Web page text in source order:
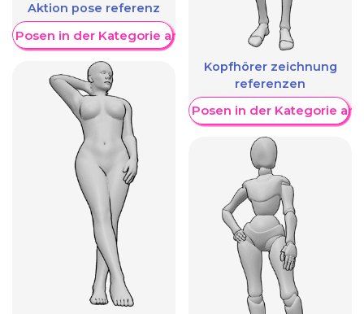
Aktion pose referenz
Posen in der Kategorie anzeigen
Kopfhörer zeichnung
referenzen
Weitere Posen in der Kategorie